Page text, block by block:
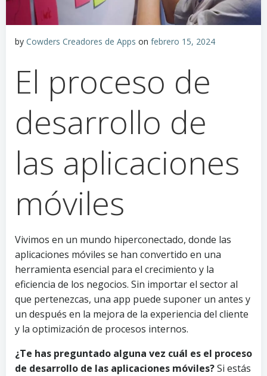
by Cowders Creadores de Apps on febrero 15, 2024
El proceso de
desarrollo de
las aplicaciones
móviles
Vivimos en un mundo hiperconectado, donde las
aplicaciones móviles se han convertido en una
herramienta esencial para el crecimiento y la
eficiencia de los negocios. Sin importar el sector al
que pertenezcas, una app puede suponer un antes y
un después en la mejora de la experiencia del cliente
y la optimización de procesos internos.
¿Te has preguntado alguna vez cuál es el proceso
de desarrollo de las aplicaciones móviles?Si estás